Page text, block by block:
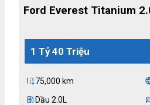
Ford Everest Titanium
1 Tỷ 40 Triệu
add_road75,000 km
ev_station Dầu 2.0L